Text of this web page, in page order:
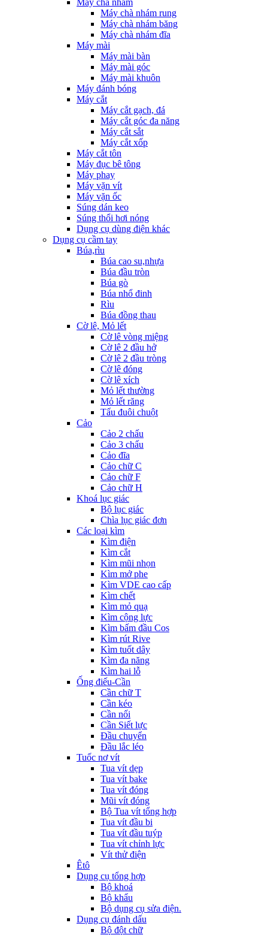
Máy chà nhám
Máy chà nhám rung
Máy chà nhám băng
Máy chà nhám đĩa
Máy mài
Máy mài bàn
Máy mài góc
Máy mài khuôn
Máy đánh bóng
Máy cắt
Máy cắt gạch, đá
Máy cắt góc đa năng
Máy cắt sắt
Máy cắt xốp
Máy cắt tôn
Máy đục bê tông
Máy phay
Máy vặn vít
Máy vặn ốc
Súng dán keo
Súng thổi hơi nóng
Dụng cụ dùng điện khác
Dụng cụ cầm tay
Búa,rìu
Búa cao su,nhựa
Búa đầu tròn
Búa gò
Búa nhổ đinh
Rìu
Búa đồng thau
Cờ lê, Mỏ lết
Cờ lê vòng miệng
Cờ lê 2 đầu hở
Cờ lê 2 đầu tròng
Cờ lê đóng
Cờ lê xích
Mỏ lết thường
Mỏ lết răng
Tẩu đuôi chuột
Cảo
Cảo 2 chấu
Cảo 3 chấu
Cảo đĩa
Cảo chữ C
Cảo chữ F
Cảo chữ H
Khoá lục giác
Bộ lục giác
Chìa lục giác đơn
Các loại kìm
Kìm điện
Kìm cắt
Kìm mũi nhọn
Kìm mở phe
Kìm VDE cao cấp
Kìm chết
Kìm mỏ quạ
Kìm cộng lực
Kìm bấm đầu Cos
Kìm rút Rive
Kìm tuốt dây
Kìm đa năng
Kìm hai lỗ
Ống điếu-Cần
Cần chữ T
Cần kéo
Cần nối
Cần Siết lực
Đầu chuyển
Đầu lắc léo
Tuốc nơ vít
Tua vít dẹp
Tua vít bake
Tua vít đóng
Mũi vít đóng
Bộ Tua vít tổng hợp
Tua vít đầu bi
Tua vít đầu tuýp
Tua vít chỉnh lực
Vít thử điện
Êtô
Dụng cụ tổng hợp
Bộ khoá
Bộ khẩu
Bộ dụng cụ sửa điện.
Dụng cụ đánh dấu
Bộ đột chữ